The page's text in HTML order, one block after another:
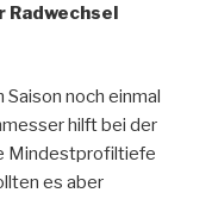
noch einmal
hilft bei der
Mindestprofiltiefe
es aber